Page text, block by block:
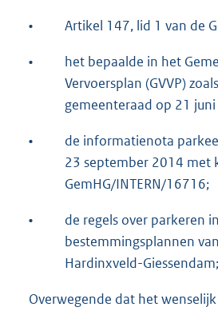
• Artikel 147, lid 1 van de
•
het bepaalde in het
Vervoersplan (GVVP)
gemeenteraad op 21
•
de informatienota
23 september 2014 met
GemHG/INTERN/16716;
•
de regels over parkeren
bestemmingsplannen
Hardinxveld-Giessendam;
Overwegende dat het